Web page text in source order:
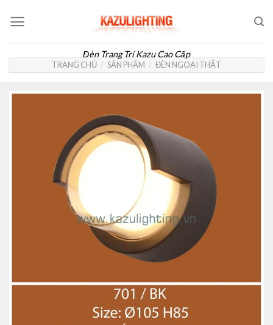
Đèn Trang Trí Kazu Cao Cấp
TRANG CHỦ / SẢN PHẨM / ĐÈN NGOẠI THẤT